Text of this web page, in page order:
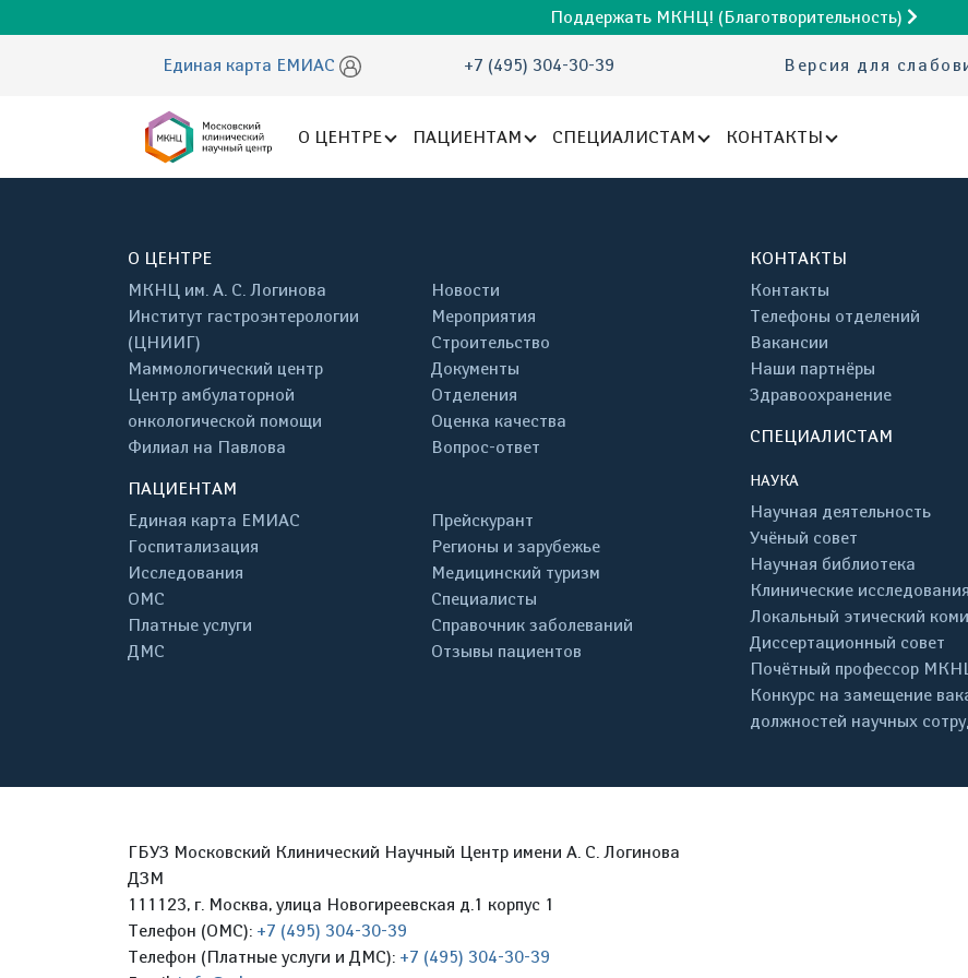
Поддержать МКНЦ! (Благотворительность)
Единая карта ЕМИАС +7 (495) 304-30-39 Версия для
О ЦЕНТРЕ ПАЦИЕНТАМ СПЕЦИАЛИСТАМ КОНТАКТЫ
О ЦЕНТРЕ
МКНЦ им. А. С. Логинова
Институт гастроэнтерологии
(ЦНИИГ)
Маммологический центр
Центр амбулаторной
онкологической помощи
Филиал на Павлова
Новости
Мероприятия
Строительство
Документы
Отделения
Оценка качества
Вопрос-ответ
ПАЦИЕНТАМ
Единая карта ЕМИАС
Госпитализация
Исследования
ОМС
Платные услуги
ДМС
Прейскурант
Регионы и зарубежье
Медицинский туризм
Специалисты
Справочник заболеваний
Отзывы пациентов
КОНТАКТЫ
Контакты
Телефоны отделений
Вакансии
Наши партнёры
Здравоохранение
СПЕЦИАЛИСТАМ
НАУКА
Научная деятельность
Учёный совет
Научная библиотека
Клинические исследования
Локальный этический
Диссертационный совет
Почётный профессор
Конкурс на замещение
должностей научных
ГБУЗ Московский Клинический Научный Центр имени А. С. Логинова
ДЗМ
111123, г. Москва, улица Новогиреевская д.1 корпус 1
Телефон (ОМС): +7 (495) 304-30-39
Телефон (Платные услуги и ДМС): +7 (495) 304-30-39